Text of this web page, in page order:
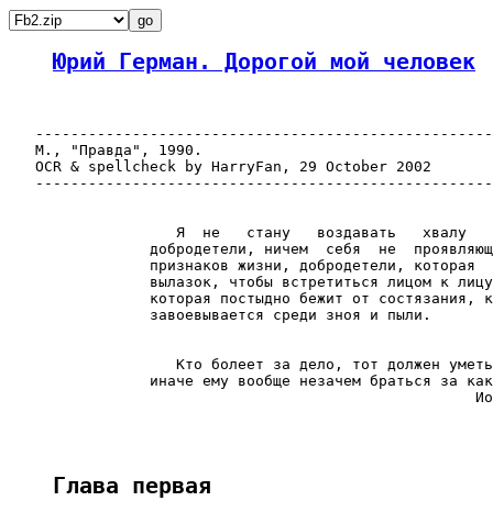
Юрий Герман. Дорогой мой человек
   М., "Правда", 1990.
   OCR & spellcheck by HarryFan, 29 October 2002
Я  не   стану   воздавать   хвалу
добродетели, ничем  себя  не
признаков жизни, добродетели, которая
вылазок, чтобы встретиться лицом к
которая постыдно бежит от состязания,
                завоевывается среди зноя и пыли.
Кто болеет за дело, тот должен
иначе ему вообще незачем браться за
Глава первая